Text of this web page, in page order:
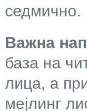
седмично.
Важна
база на
лица, а
мејлинг